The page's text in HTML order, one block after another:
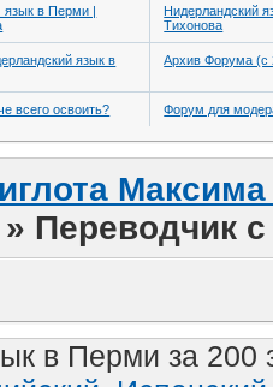
язык в Перми |
Нидерландский
Тихонова
язык в
Архив Форума (с
всего освоить? Форум для
» Переводчик
в Перми за 200